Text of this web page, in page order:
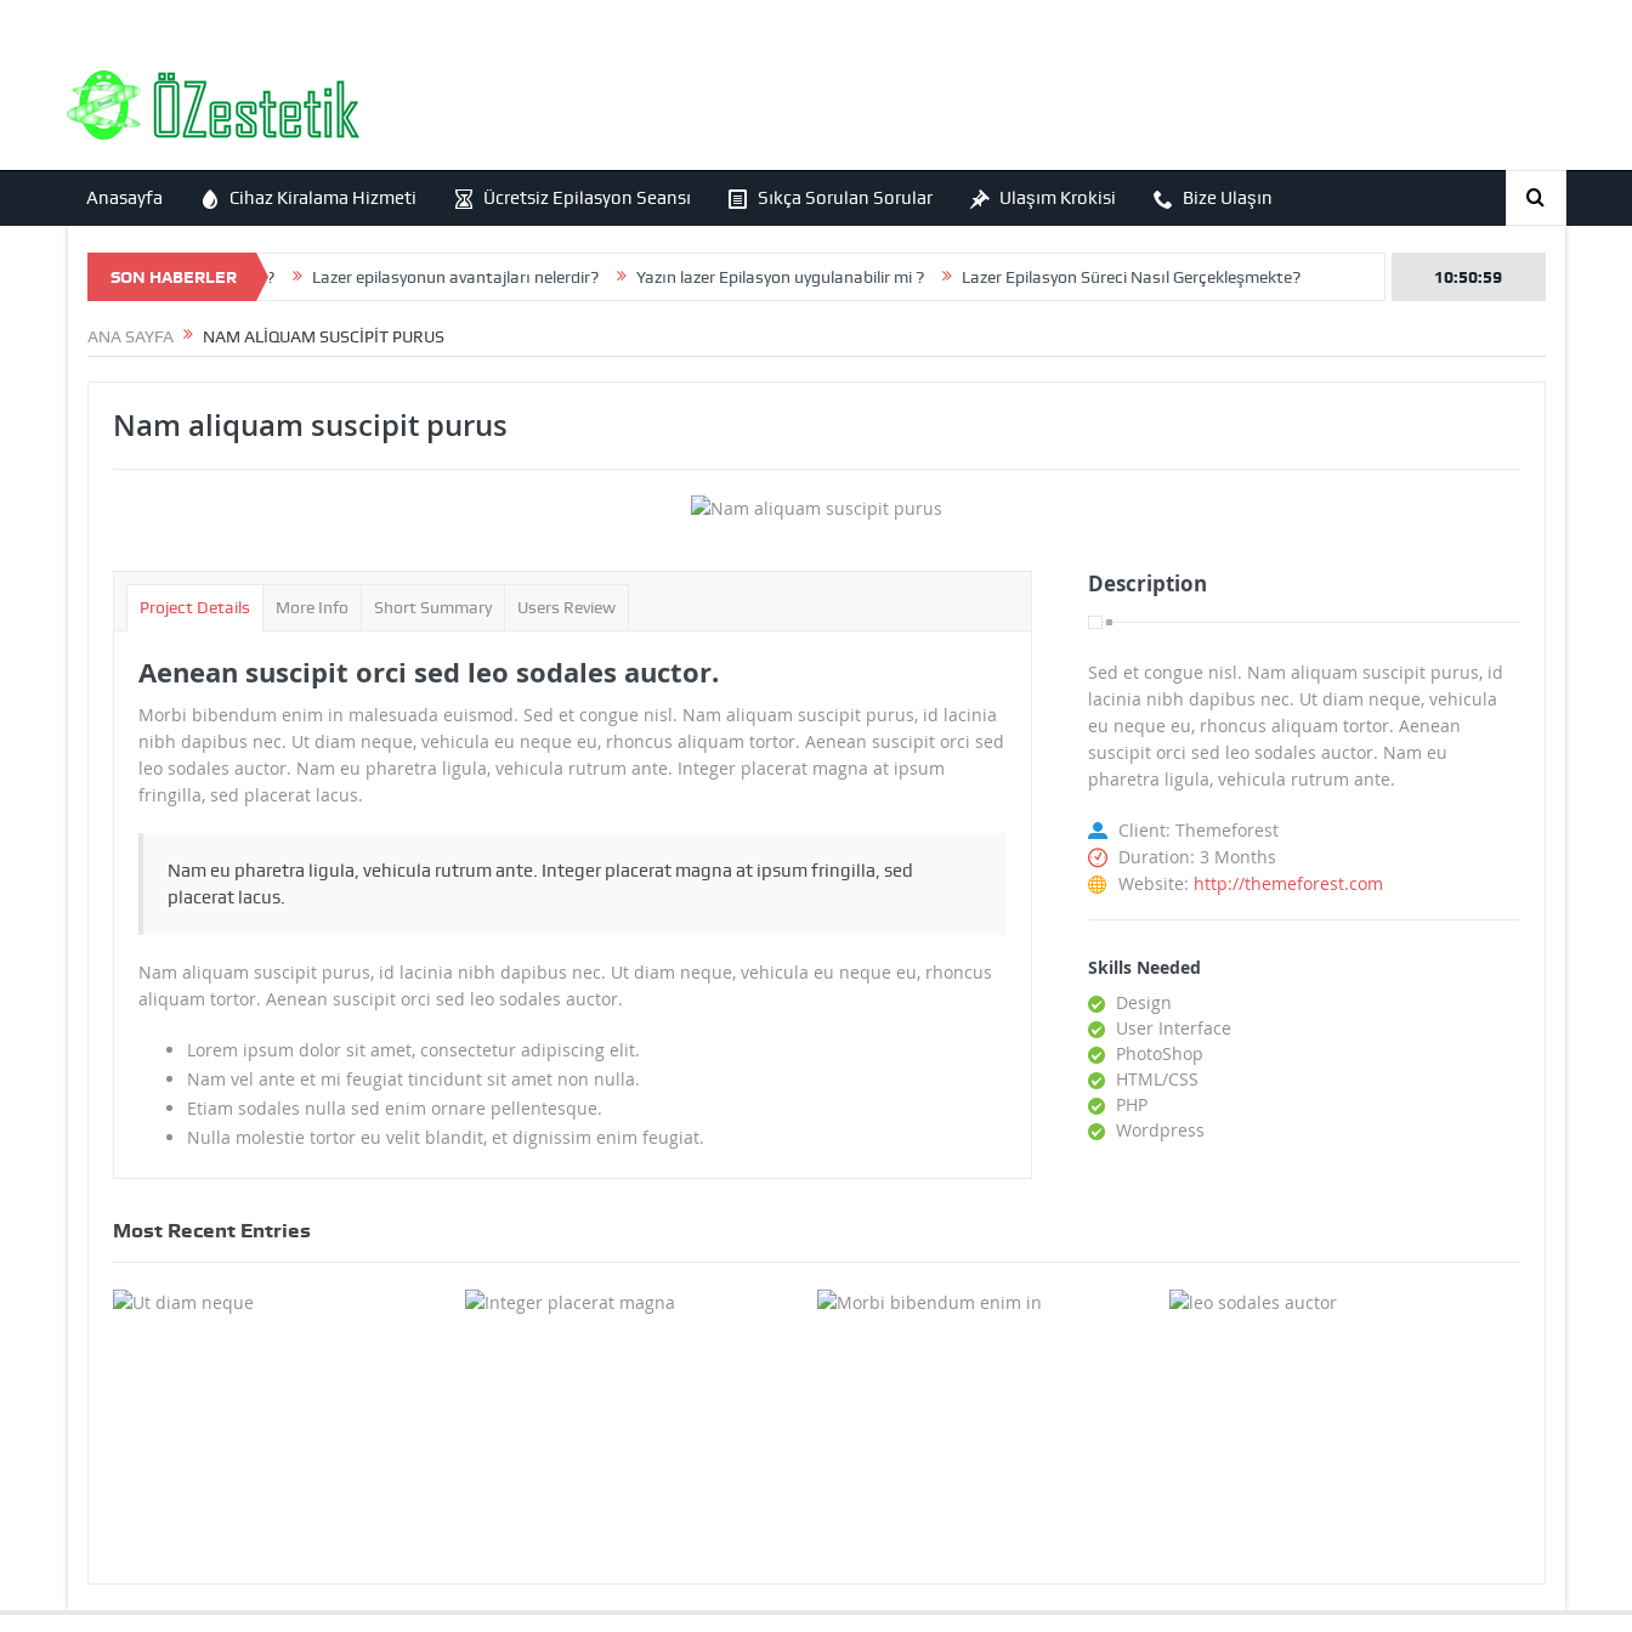
Anasayfa Cihaz Kiralama Hizmeti Ücretsiz Epilasyon Seansı Sıkça Sorulan Sorular Ulaşım Krokisi Bize Ulaşın
SON HABERLER
Tedavisi sonrasında iz kalır mı ? Lazer epilasyonun avantajları nelerdir? Yazın lazer Epilasyon uygulanabilir mi ? Lazer Epilasyon Süreci Nasıl Gerçekleşmekte? 10:50:59
ANA SAYFA NAM ALIQUAM SUSCIPIT PURUS
Nam aliquam suscipit purus
Project Details More Info Short Summary Users Review
Aenean suscipit orci sed leo sodales auctor.
Morbi bibendum enim in malesuada euismod. Sed et congue nisl. Nam aliquam suscipit purus, id lacinia
nibh dapibus nec. Ut diam neque, vehicula eu neque eu, rhoncus aliquam tortor. Aenean suscipit orci sed
leo sodales auctor. Nam eu pharetra ligula, vehicula rutrum ante. Integer placerat magna at ipsum
fringilla, sed placerat lacus.
Nam eu pharetra ligula, vehicula rutrum ante. Integer placerat magna at ipsum fringilla, sed
placerat lacus.
Nam aliquam suscipit purus, id lacinia nibh dapibus nec. Ut diam neque, vehicula eu neque eu, rhoncus
aliquam tortor. Aenean suscipit orci sed leo sodales auctor.
Lorem ipsum dolor sit amet, consectetur adipiscing elit.
Nam vel ante et mi feugiat tincidunt sit amet non nulla.
Etiam sodales nulla sed enim ornare pellentesque.
Nulla molestie tortor eu velit blandit, et dignissim enim feugiat.
Description
Sed et congue nisl. Nam aliquam suscipit purus, id
lacinia nibh dapibus nec. Ut diam neque, vehicula
eu neque eu, rhoncus aliquam tortor. Aenean
suscipit orci sed leo sodales auctor. Nam eu
pharetra ligula, vehicula rutrum ante.
Client: Themeforest
Duration: 3 Months
Website: http://themeforest.com
Skills Needed
Design
User Interface
PhotoShop
HTML/CSS
PHP
Wordpress
Most Recent Entries